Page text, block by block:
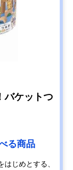
バケットつ
る商品
じめとする、